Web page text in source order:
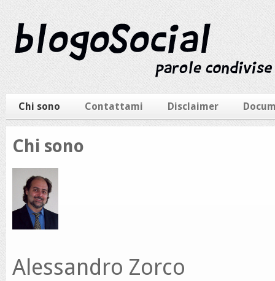
Chi sono Contattami Disclaimer
Chi sono
Alessandro Zorco